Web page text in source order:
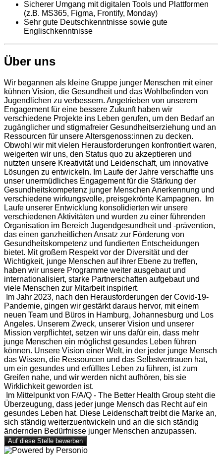
Sicherer Umgang mit digitalen Tools und Plattformen
(z.B. MS365, Figma, Frontify, Monday)
Sehr gute Deutschkenntnisse sowie gute
Englischkenntnisse
Über uns
Wir begannen als kleine Gruppe junger Menschen mit einer
kühnen Vision, die Gesundheit und das Wohlbefinden von
Jugendlichen zu verbessern. Angetrieben von unserem
Engagement für eine bessere Zukunft haben wir
verschiedene Projekte ins Leben gerufen, um den Bedarf an
zugänglicher und stigmafreier Gesundheitserziehung und an
Ressourcen für unsere Altersgenoss:innen zu decken.
Obwohl wir mit vielen Herausforderungen konfrontiert waren,
weigerten wir uns, den Status quo zu akzeptieren und
nutzten unsere Kreativität und Leidenschaft, um innovative
Lösungen zu entwickeln. Im Laufe der Jahre verschaffte uns
unser unermüdliches Engagement für die Stärkung der
Gesundheitskompetenz junger Menschen Anerkennung und
verschiedene wirkungsvolle, preisgekrönte Kampagnen. Im
Laufe unserer Entwicklung konsolidierten wir unsere
verschiedenen Aktivitäten und wurden zu einer führenden
Organisation im Bereich Jugendgesundheit und -prävention,
das einen ganzheitlichen Ansatz zur Förderung von
Gesundheitskompetenz und fundierten Entscheidungen
bietet. Mit großem Respekt vor der Diversität und der
Wichtigkeit, junge Menschen auf ihrer Ebene zu treffen,
haben wir unsere Programme weiter ausgebaut und
internationalisiert, starke Partnerschaften aufgebaut und
viele Menschen zur Mitarbeit inspiriert.
Im Jahr 2023, nach den Herausforderungen der Covid-19-
Pandemie, gingen wir gestärkt daraus hervor, mit einem
neuen Team und Büros in Hamburg, Johannesburg und Los
Angeles. Unserem Zweck, unserer Vision und unserer
Mission verpflichtet, setzen wir uns dafür ein, dass mehr
junge Menschen ein möglichst gesundes Leben führen
können. Unsere Vision einer Welt, in der jeder junge Mensch
das Wissen, die Ressourcen und das Selbstvertrauen hat,
um ein gesundes und erfülltes Leben zu führen, ist zum
Greifen nahe, und wir werden nicht aufhören, bis sie
Wirklichkeit geworden ist.
Im Mittelpunkt von F/A/Q - The Better Health Group steht die
Überzeugung, dass jeder junge Mensch das Recht auf ein
gesundes Leben hat. Diese Leidenschaft treibt die Marke an,
sich ständig weiterzuentwickeln und an die sich ständig
ändernden Bedürfnisse junger Menschen anzupassen.
Auf diese Stelle bewerben